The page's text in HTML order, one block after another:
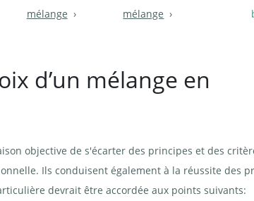
mélange
mélange
d’un mélange en
objective de s'écarter des principes et des
Ils conduisent également à la réussite des
devrait être accordée aux points suivants: